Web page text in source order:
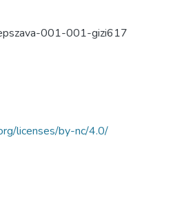
001-001-gizi617
licenses/by-nc/4.0/